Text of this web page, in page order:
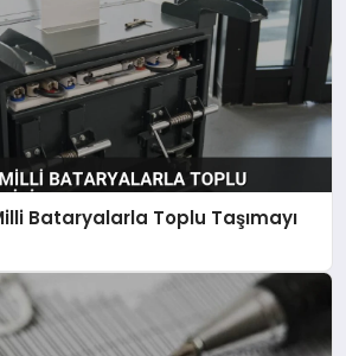
Bataryalarla Toplu Taşımayı